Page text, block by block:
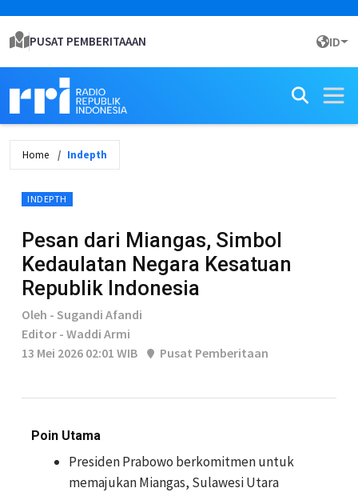
PUSAT PEMBERITAAAN ID
Home Indepth
INDEPTH
Pesan dari Miangas, Simbol
Kedaulatan Negara Kesatuan
Republik Indonesia
Oleh - Sugandi Afandi
Editor - Waddi Armi
13 Mei 2026 02:01 WIB
Pusat Pemberitaan
Poin Utama
Presiden Prabowo berkomitmen untuk
memajukan Miangas, Sulawesi Utara